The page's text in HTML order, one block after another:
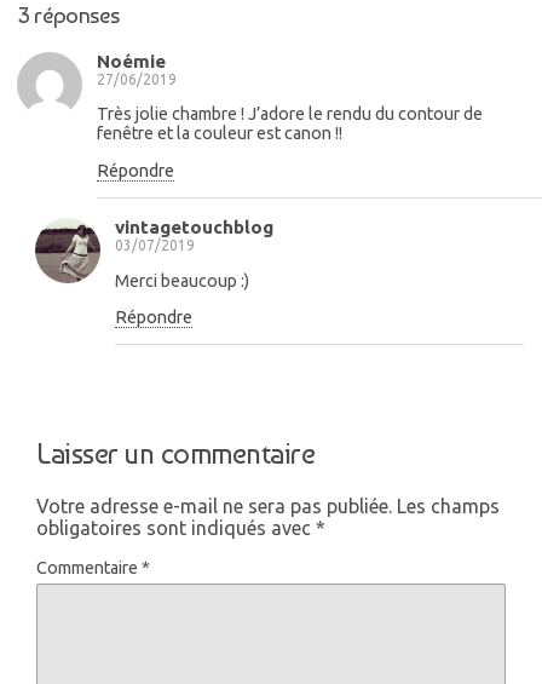
3 réponses
Noémie
27/06/2019
Très jolie chambre ! J’adore le rendu du contour de
fenêtre et la couleur est canon !!
Répondre
vintagetouchblog
03/07/2019
Merci beaucoup :)
Répondre
Laisser un commentaire
Votre adresse e-mail ne sera pas publiée. Les champs
obligatoires sont indiqués avec *
Commentaire *